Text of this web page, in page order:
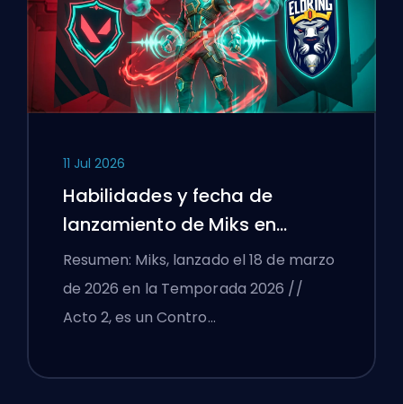
11 Jul 2026
Habilidades y fecha de
lanzamiento de Miks en
VALORANT explicadas
Resumen: Miks, lanzado el 18 de marzo
de 2026 en la Temporada 2026 //
Acto 2, es un Contro…